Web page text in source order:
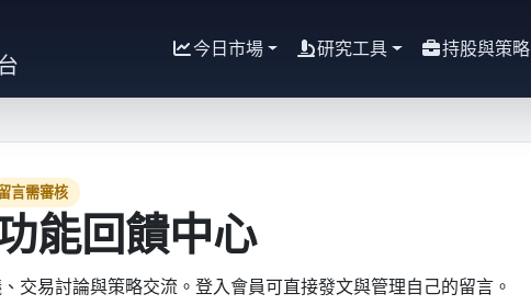
今日市場 研究工具 持股與策略
言需審核
能回饋中心
交易討論與策略交流。登入會員可直接發文與管理自己的留言。